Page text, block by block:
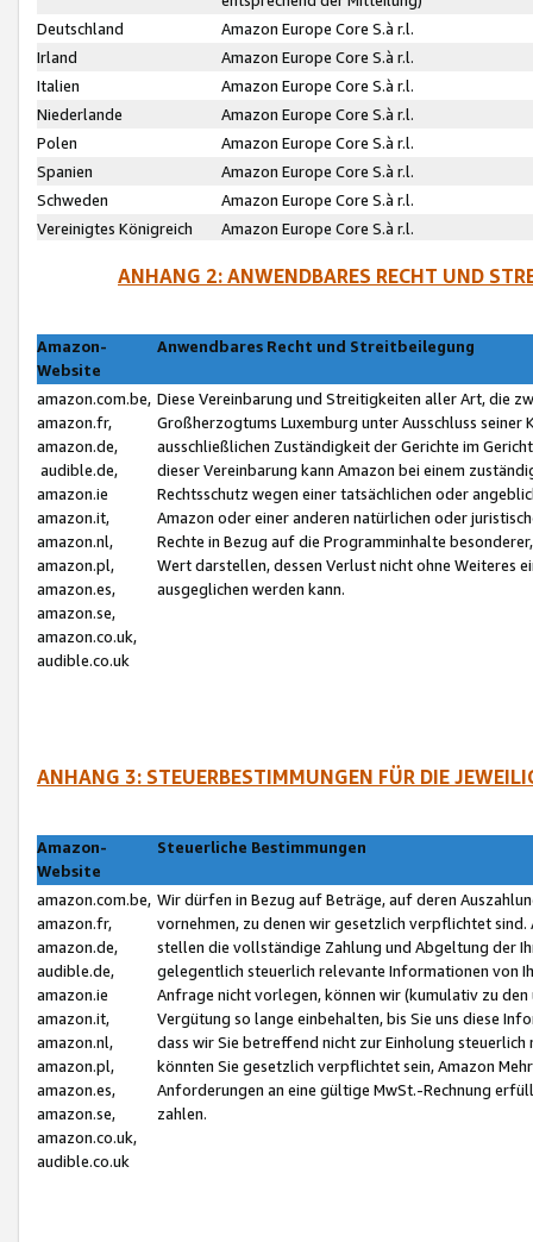
Deutschland
Amazon Europe Core S.à r.l.
Irland
Amazon Europe Core S.à r.l.
Italien
Amazon Europe Core S.à r.l.
Niederlande
Amazon Europe Core S.à r.l.
Polen
Amazon Europe Core S.à r.l.
Spanien
Amazon Europe Core S.à r.l.
Schweden
Amazon Europe Core S.à r.l.
Vereinigtes Königreich
Amazon Europe Core S.à r.l.
ANHANG 2: ANWENDBARES RECHT UND
Amazon-
Website
Anwendbares Recht und Streitbeilegung
amazon.com.be,
amazon.fr,
amazon.de,
audible.de,
amazon.ie
amazon.it,
amazon.nl,
amazon.pl,
amazon.es,
amazon.se,
amazon.co.uk,
audible.co.uk
Diese Vereinbarung und Streitigkeiten aller Art, die
Großherzogtums Luxemburg unter Ausschluss
ausschließlichen Zuständigkeit der Gerichte im
dieser Vereinbarung kann Amazon bei einem
Rechtsschutz wegen einer tatsächlichen oder
Amazon oder einer anderen natürlichen oder
Rechte in Bezug auf die Programminhalte
Wert darstellen, dessen Verlust nicht ohne Weiteres
ausgeglichen werden kann.
ANHANG 3: STEUERBESTIMMUNGEN FÜR DIE
Amazon-
Website
Steuerliche Bestimmungen
amazon.com.be,
amazon.fr,
amazon.de,
audible.de,
amazon.ie
amazon.it,
amazon.nl,
amazon.pl,
amazon.es,
amazon.se,
amazon.co.uk,
audible.co.uk
Wir dürfen in Bezug auf Beträge, auf deren
vornehmen, zu denen wir gesetzlich verpflichtet
stellen die vollständige Zahlung und Abgeltung der
gelegentlich steuerlich relevante Informationen von
Anfrage nicht vorlegen, können wir (kumulativ zu
Vergütung so lange einbehalten, bis Sie uns diese
dass wir Sie betreffend nicht zur Einholung
könnten Sie gesetzlich verpflichtet sein, Amazon
Anforderungen an eine gültige MwSt.-Rechnung
zahlen.